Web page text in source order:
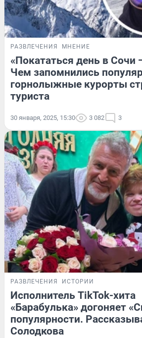
РАЗВЛЕЧЕНИЯ МНЕНИЕ
«Покататься день в Сочи
Чем запомнились
горнолыжные курорты
туриста
30 января, 2025, 15:30 3 082 3
РАЗВЛЕЧЕНИЯ ИСТОРИИ
Исполнитель TikTok-хита
«Барабулька» догоняет
популярности.
Солодкова